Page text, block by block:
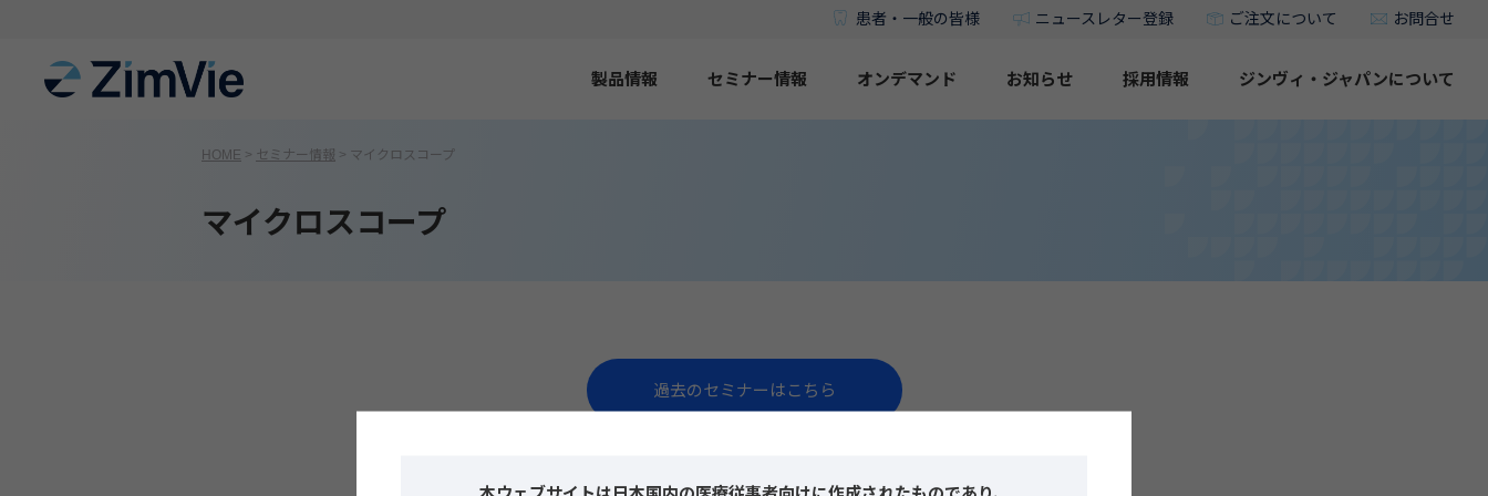
患者・一般の皆様 ニュースレター登録 ご注文について お問合せ
製品情報 セミナー情報 オンデマンド お知らせ 採用情報 ジンヴィ・ジャパンについて
HOME > セミナー情報 > マイクロスコープ
マイクロスコープ
過去のセミナーはこちら